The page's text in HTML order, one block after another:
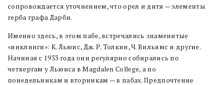
сопровождается уточнением, что орел и дитя — элементы
герба графа Дарби.
Именно здесь, в этом пабе, встречались знаменитые
«инклинги»: К. Льюис, Дж. Р. Толкин, Ч. Вильямс и другие.
Начиная с 1933 года они регулярно собирались по
четвергам у Льюиса в Magdalen College, а по
понедельникам и вторникам — в пабах. Предпочтение